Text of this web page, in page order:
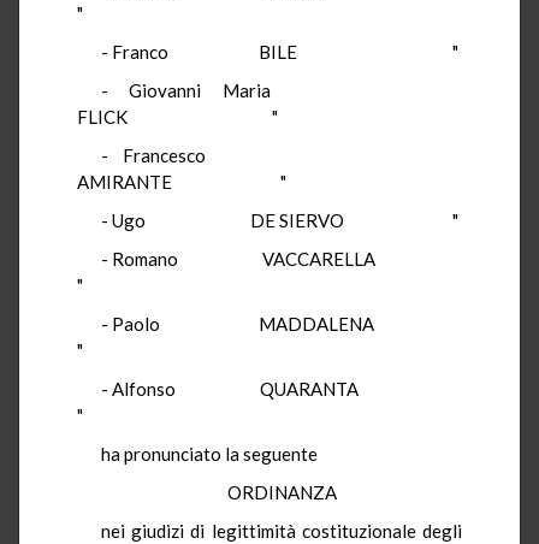
"
- Franco BILE "
- Giovanni Maria
FLICK "
- Francesco
AMIRANTE "
- Ugo DE SIERVO "
- Romano VACCARELLA
"
- Paolo MADDALENA
"
- Alfonso QUARANTA
"
ha pronunciato la seguente
ORDINANZA
nei giudizi di legittimità costituzionale degli